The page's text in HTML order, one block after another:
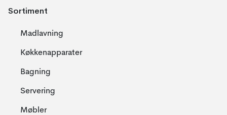
Sortiment
Madlavning
Køkkenapparater
Bagning
Servering
Møbler